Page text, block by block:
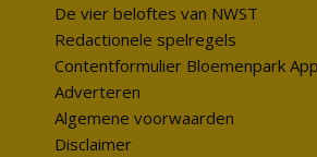
De vier beloftes van NWST
Redactionele spelregels
Contentformulier Bloemenpark
Adverteren
Algemene voorwaarden
Disclaimer